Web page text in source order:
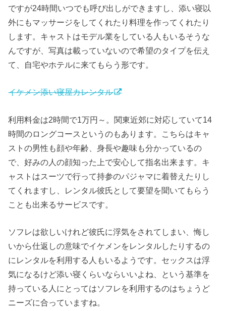
ですが24時間いつでも呼び出しができますし、添い寝以
外にもマッサージをしてくれたり料理を作ってくれたり
します。キャストはモデル業をしている人もいるそうな
んですが、写真は載っていないので希望のタイプを伝え
て、自宅やホテルに来てもらう形です。
イケメン添い寝屋カレンタル
利用料金は2時間で1万円～。関東近郊に対応していて14
時間のロングコースというのもあります。こちらはキャ
ストの男性も顔や年齢、身長や趣味も分かっているの
で、好みの人の顔知った上で安心して指名出来ます。キ
ャストはスーツで行って持参のパジャマに着替えたりし
てくれますし、レンタル彼氏として要望を聞いてもらう
ことも出来るサービスです。
ソフレは欲しいけれど彼氏に浮気をされてしまい、悔し
いから仕返しの意味でイケメンをレンタルしたりするの
にレンタルを利用する人もいるようです。セックスは浮
気になるけど添い寝くらいならいいよね、という基準を
持っている人にとってはソフレを利用するのはちょうど
ニーズに合っていますね。